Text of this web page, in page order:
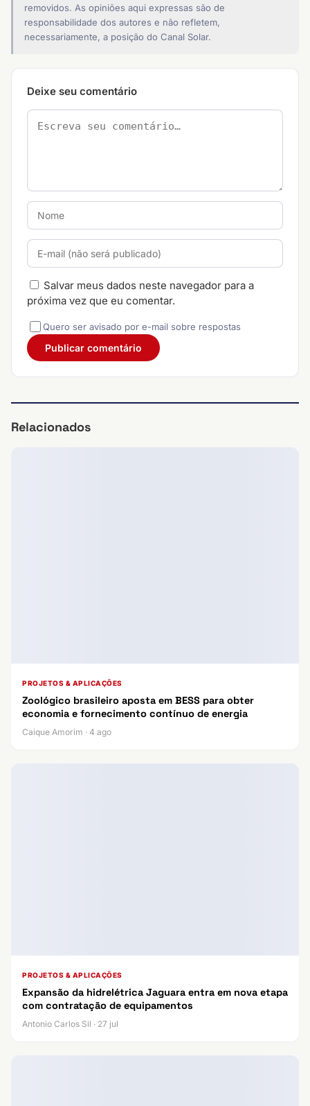
removidos. As opiniões aqui expressas são de
responsabilidade dos autores e não refletem,
necessariamente, a posição do Canal Solar.
Deixe seu comentário
Salvar meus dados neste navegador para a
próxima vez que eu comentar.
Quero ser avisado por e-mail sobre respostas
Relacionados
PROJETOS & APLICAÇÕES
Zoológico brasileiro aposta em BESS para obter
economia e fornecimento contínuo de energia
Caique Amorim · 4 ago
PROJETOS & APLICAÇÕES
Expansão da hidrelétrica Jaguara entra em nova etapa
com contratação de equipamentos
Antonio Carlos Sil · 27 jul